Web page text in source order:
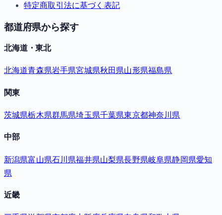
特定商取引法に基づく表記
都道府県から探す
北海道・東北
北海道青森県岩手県宮城県秋田県山形県福島県
関東
茨城県栃木県群馬県埼玉県千葉県東京都神奈川県
中部
新潟県富山県石川県福井県山梨県長野県岐阜県静岡県愛知
県
近畿